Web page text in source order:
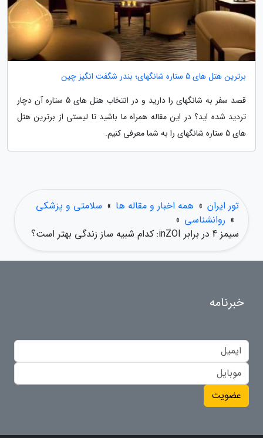
برترین هتل های 5 ستاره شانگهای؛ بندر شگفت انگیز چین
قصد سفر به شانگهای را دارید و در انتخاب هتل های 5 ستاره آن دچار
تردید شده اید؟ در این مقاله همراه ما باشید تا لیستی از برترین هتل
های 5 ستاره شانگهای را به شما معرفی کنیم.
تور ایران » همه اخبار و مقاله ها » سلامتی و پزشکی
» روانشناسی »
سیمز 4 در برابر inZOI: کدام شبیه ساز زندگی بهتر است؟
خبرنامه
عضویت